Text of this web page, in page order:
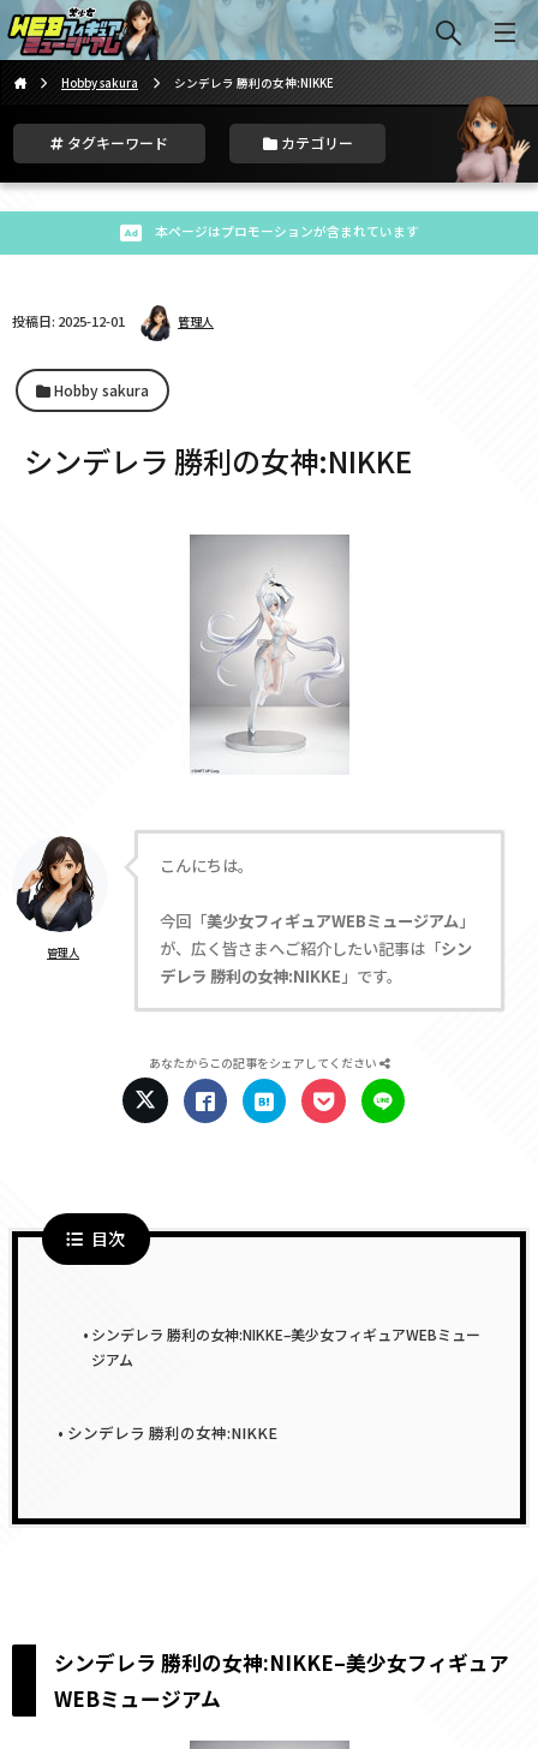
Hobby sakura シンデレラ 勝利の女神:NIKKE
タグキーワード カテゴリー
本ページはプロモーションが含まれています
投稿日: 2025-12-01 管理人
Hobby sakura
シンデレラ 勝利の女神:NIKKE
管理人
こんにちは。
今回「美少女フィギュアWEBミュージアム」
が、広く皆さまへご紹介したい記事は「シン
デレラ 勝利の女神:NIKKE 」です。
あなたからこの記事をシェアしてください
目次
シンデレラ 勝利の女神:NIKKE–美少女フィギュアWEBミュー
ジアム
シンデレラ 勝利の女神:NIKKE
シンデレラ 勝利の女神:NIKKE–美少女フィギュア
WEBミュージアム